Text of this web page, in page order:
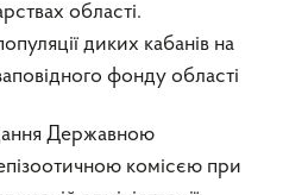
області.
диких кабанів на
фонду області
Державною
комісєю при